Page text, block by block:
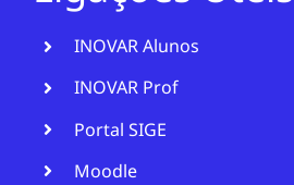
INOVAR Alunos
INOVAR Prof
Portal SIGE
Moodle